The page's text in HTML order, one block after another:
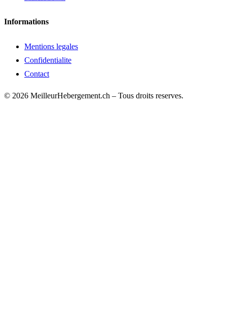
Informations
Mentions legales
Confidentialite
Contact
© 2026 MeilleurHebergement.ch – Tous droits reserves.